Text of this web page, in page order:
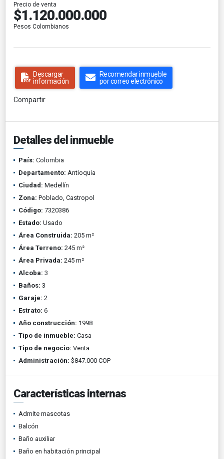
Precio de venta
$1.120.000.000
Pesos Colombianos
Descargar
información
Recomendar inmueble
por correo electrónico
Compartir
Detalles del inmueble
País: Colombia
Departamento: Antioquia
Ciudad: Medellín
Zona: Poblado, Castropol
Código: 7320386
Estado: Usado
Área Construida: 205 m²
Área Terreno: 245 m²
Área Privada: 245 m²
Alcoba: 3
Baños: 3
Garaje: 2
Estrato: 6
Año construcción: 1998
Tipo de inmueble: Casa
Tipo de negocio: Venta
Administración: $847.000 COP
Características internas
Admite mascotas
Balcón
Baño auxiliar
Baño en habitación principal